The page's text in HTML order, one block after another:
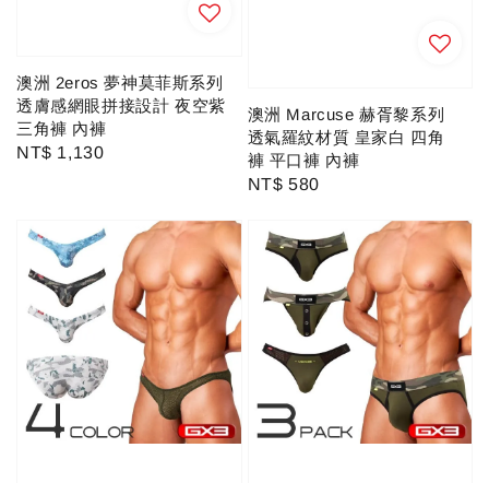
澳洲 2eros 夢神莫菲斯系列
透膚感網眼拼接設計 夜空紫
三角褲 內褲
Regular
NT$ 1,130
澳洲 Marcuse 赫胥黎系列
透氣羅紋材質 皇家白 四角
褲 平口褲 內褲
Regular
NT$ 580